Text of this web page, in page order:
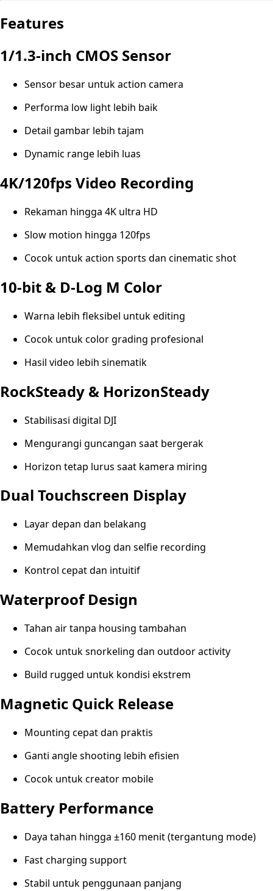
Features
1/1.3-inch CMOS Sensor
Sensor besar untuk action camera
Performa low light lebih baik
Detail gambar lebih tajam
Dynamic range lebih luas
4K/120fps Video Recording
Rekaman hingga 4K ultra HD
Slow motion hingga 120fps
Cocok untuk action sports dan cinematic shot
10-bit & D-Log M Color
Warna lebih fleksibel untuk editing
Cocok untuk color grading profesional
Hasil video lebih sinematik
RockSteady & HorizonSteady
Stabilisasi digital DJI
Mengurangi guncangan saat bergerak
Horizon tetap lurus saat kamera miring
Dual Touchscreen Display
Layar depan dan belakang
Memudahkan vlog dan selfie recording
Kontrol cepat dan intuitif
Waterproof Design
Tahan air tanpa housing tambahan
Cocok untuk snorkeling dan outdoor activity
Build rugged untuk kondisi ekstrem
Magnetic Quick Release
Mounting cepat dan praktis
Ganti angle shooting lebih efisien
Cocok untuk creator mobile
Battery Performance
Daya tahan hingga ±160 menit (tergantung mode)
Fast charging support
Stabil untuk penggunaan panjang